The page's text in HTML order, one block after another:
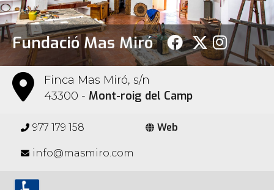
Fundació Mas Miró
Finca Mas Miró, s/n
43300 - Mont-roig del Camp
977 179 158 Web
info@masmiro.com